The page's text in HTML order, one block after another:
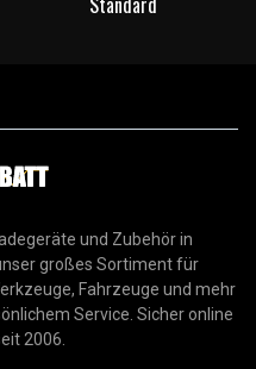
und Zubehör in
großes Sortiment für
Fahrzeuge und mehr
Service. Sicher online
2006.